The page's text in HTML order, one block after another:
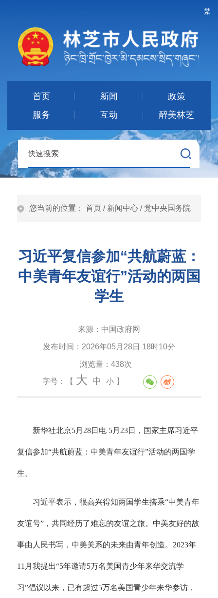
繁
首页 新闻
政策
服务
互动 醉美林芝
您当前的位置： 首页 / 新闻中心 / 党中央国务院
习近平复信参加“共航蔚蓝：
中美青年友谊行”活动的两国
学生
来源： 中国政府网
发布时间： 2026年05月28日 18时10分
浏览量： 438次
字号：【 大 中 小 】
新华社北京5月28日电 5月23日，国家主席习近平
复信参加“共航蔚蓝：中美青年友谊行”活动的两国学
生。
习近平表示，很高兴得知两国学生搭乘“中美青年
友谊号”，共同经历了难忘的友谊之旅。中美友好的故
事由人民书写，中美关系的未来由青年创造。2023年
11月我提出“5年邀请5万名美国青少年来华交流学
习”倡议以来，已有超过5万名美国青少年来华参访，